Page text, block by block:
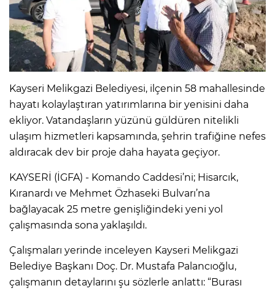
Kayseri Melikgazi Belediyesi, ilçenin 58 mahallesinde
hayatı kolaylaştıran yatırımlarına bir yenisini daha
ekliyor. Vatandaşların yüzünü güldüren nitelikli
ulaşım hizmetleri kapsamında, şehrin trafiğine nefes
aldıracak dev bir proje daha hayata geçiyor.
KAYSERİ (İGFA) - Komando Caddesi’ni; Hisarcık,
Kıranardı ve Mehmet Özhaseki Bulvarı’na
bağlayacak 25 metre genişliğindeki yeni yol
çalışmasında sona yaklaşıldı.
Çalışmaları yerinde inceleyen Kayseri Melikgazi
Belediye Başkanı Doç. Dr. Mustafa Palancıoğlu,
çalışmanın detaylarını şu sözlerle anlattı: “Burası